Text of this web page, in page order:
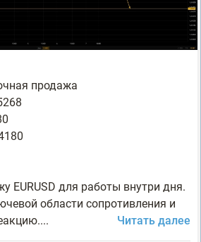
продажа
EURUSD для работы внутри дня.
области сопротивления и
Читать далее